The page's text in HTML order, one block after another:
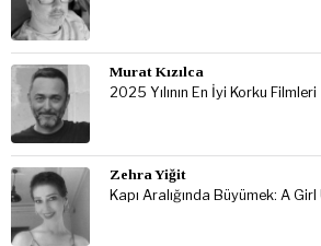
Murat Kızılca
2025 Yılının En İyi Korku Filmleri
Zehra Yiğit
Kapı Aralığında Büyümek: A